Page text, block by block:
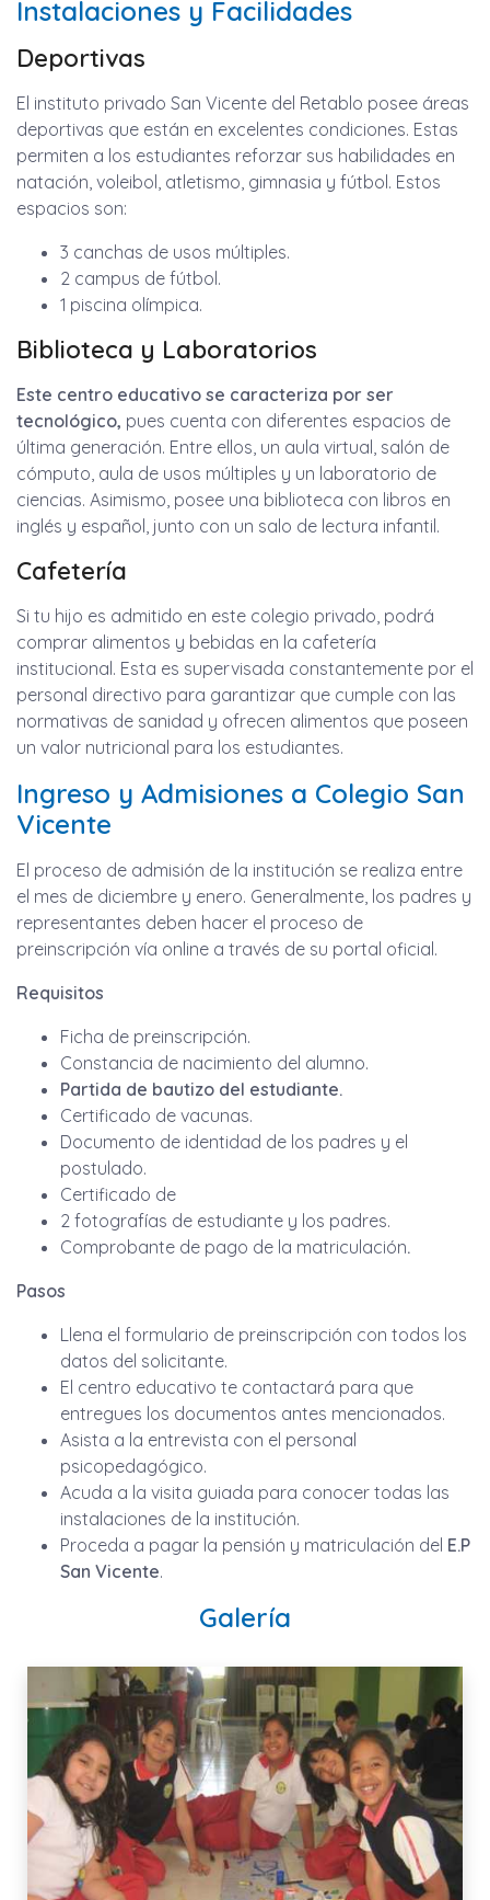
Instalaciones y Facilidades
Deportivas
El instituto privado San Vicente del Retablo posee áreas
deportivas que están en excelentes condiciones. Estas
permiten a los estudiantes reforzar sus habilidades en
natación, voleibol, atletismo, gimnasia y fútbol. Estos
espacios son:
3 canchas de usos múltiples.
2 campus de fútbol.
1 piscina olímpica.
Biblioteca y Laboratorios
Este centro educativo se caracteriza por ser
tecnológico, pues cuenta con diferentes espacios de
última generación. Entre ellos, un aula virtual, salón de
cómputo, aula de usos múltiples y un laboratorio de
ciencias. Asimismo, posee una biblioteca con libros en
inglés y español, junto con un salo de lectura infantil.
Cafetería
Si tu hijo es admitido en este colegio privado, podrá
comprar alimentos y bebidas en la cafetería
institucional. Esta es supervisada constantemente por el
personal directivo para garantizar que cumple con las
normativas de sanidad y ofrecen alimentos que poseen
un valor nutricional para los estudiantes.
Ingreso y Admisiones a Colegio San
Vicente
El proceso de admisión de la institución se realiza entre
el mes de diciembre y enero. Generalmente, los padres y
representantes deben hacer el proceso de
preinscripción vía online a través de su portal oficial.
Requisitos
Ficha de preinscripción.
Constancia de nacimiento del alumno.
Partida de bautizo del estudiante.
Certificado de vacunas.
Documento de identidad de los padres y el
postulado.
Certificado de
2 fotografías de estudiante y los padres.
Comprobante de pago de la matriculación.
Pasos
Llena el formulario de preinscripción con todos los
datos del solicitante.
El centro educativo te contactará para que
entregues los documentos antes mencionados.
Asista a la entrevista con el personal
psicopedagógico.
Acuda a la visita guiada para conocer todas las
instalaciones de la institución.
Proceda a pagar la pensión y matriculación del E.P
San Vicente.
Galería